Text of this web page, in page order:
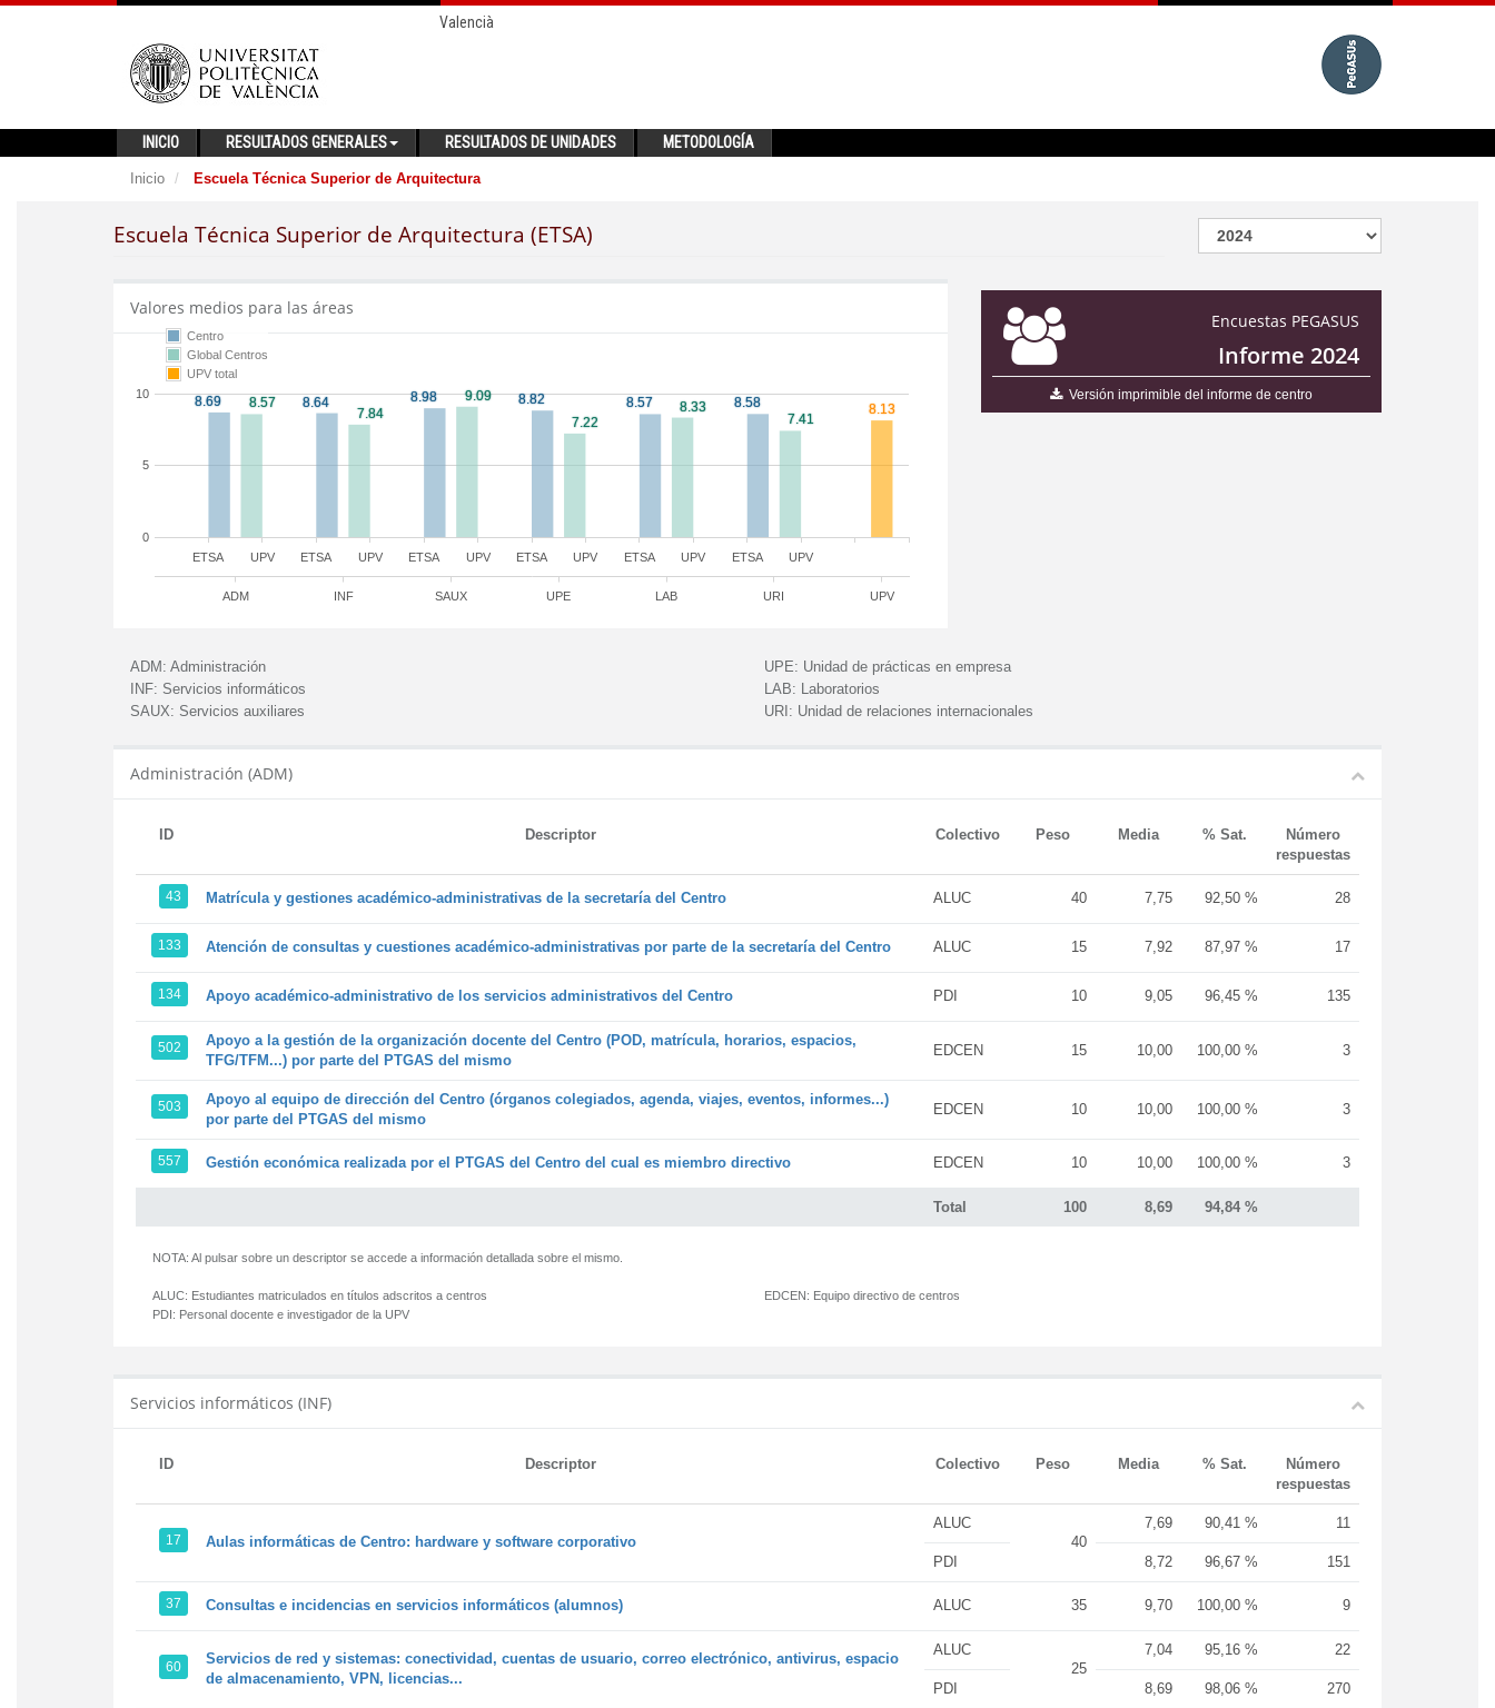
Valencià
INICIO RESULTADOS GENERALES RESULTADOS DE UNIDADES METODOLOGÍA
Inicio Escuela Técnica Superior de Arquitectura
Escuela Técnica Superior de Arquitectura (ETSA)
Encuestas PEGASUS
Informe 2024
Versión imprimible del informe de centro
Valores medios para las áreas
ETSA ETSA ETSA ETSA ETSA ETSA
UPV UPV UPV UPV UPV UPV
ADM INF SAUX UPE LAB URI UPV
0
5
10
Centro
Global Centros
UPV total
ADM: Administración
INF: Servicios informáticos
SAUX: Servicios auxiliares
UPE: Unidad de prácticas en empresa
LAB: Laboratorios
URI: Unidad de relaciones internacionales
Administración (ADM)
ID Descriptor Colectivo Peso Media % Sat.
Número
respuestas
Total 100 8,69 94,84 %
43 Matrícula y gestiones académico-administrativas de la secretaría del Centro ALUC 40 7,75 92,50 % 28
133 Atención de consultas y cuestiones académico-administrativas por parte de la secretaría del Centro ALUC 15 7,92 87,97 % 17
134 Apoyo académico-administrativo de los servicios administrativos del Centro PDI 10 9,05 96,45 % 135
502
Apoyo a la gestión de la organización docente del Centro (POD, matrícula, horarios, espacios,
TFG/TFM...) por parte del PTGAS del mismo
EDCEN 15 10,00 100,00 % 3
503
Apoyo al equipo de dirección del Centro (órganos colegiados, agenda, viajes, eventos, informes...)
por parte del PTGAS del mismo
EDCEN 10 10,00 100,00 % 3
557 Gestión económica realizada por el PTGAS del Centro del cual es miembro directivo EDCEN 10 10,00 100,00 % 3
NOTA: Al pulsar sobre un descriptor se accede a información detallada sobre el mismo.
ALUC: Estudiantes matriculados en títulos adscritos a centros
PDI: Personal docente e investigador de la UPV
EDCEN: Equipo directivo de centros
Servicios informáticos (INF)
ID Descriptor Colectivo Peso Media % Sat.
Número
respuestas
17 Aulas informáticas de Centro: hardware y software corporativo
ALUC
40
7,69 90,41 % 11
PDI 8,72 96,67 % 151
37 Consultas e incidencias en servicios informáticos (alumnos) ALUC 35 9,70 100,00 % 9
60
Servicios de red y sistemas: conectividad, cuentas de usuario, correo electrónico, antivirus, espacio
de almacenamiento, VPN, licencias...
ALUC
25
7,04 95,16 % 22
PDI 8,69 98,06 % 270